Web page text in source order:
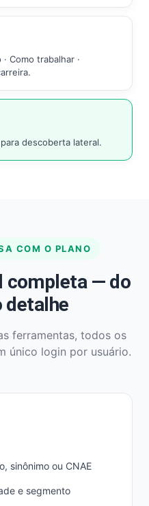
Como trabalhar ·
descoberta lateral.
COM O PLANO
completa — do
detalhe
ferramentas, todos os
único login por usuário.
sinônimo ou CNAE
e segmento